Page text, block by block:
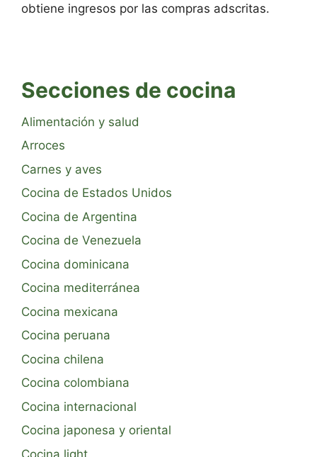
obtiene ingresos por las compras adscritas.
Secciones de cocina
Alimentación y salud
Arroces
Carnes y aves
Cocina de Estados Unidos
Cocina de Argentina
Cocina de Venezuela
Cocina dominicana
Cocina mediterránea
Cocina mexicana
Cocina peruana
Cocina chilena
Cocina colombiana
Cocina internacional
Cocina japonesa y oriental
Cocina light